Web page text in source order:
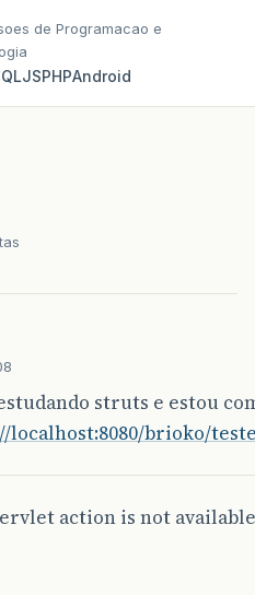
de Programacao e
JSPHPAndroid
struts e estou
localhost:8080/brioko/
action is not available